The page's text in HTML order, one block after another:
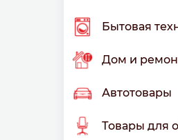
Бытовая
Дом и
Автотовары
Товары для